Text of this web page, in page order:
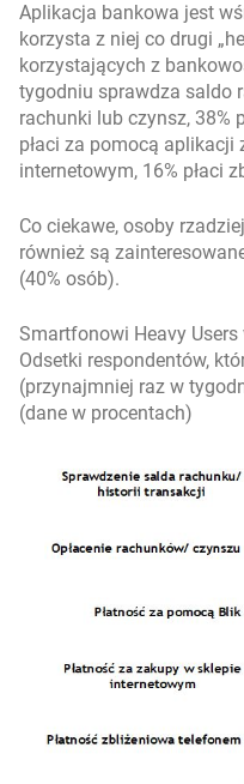
Aplikacja bankowa jest
korzysta z niej co drugi
korzystających z
tygodniu sprawdza saldo
rachunki lub czynsz, 38%
płaci za pomocą aplikacji
internetowym, 16% płaci
Co ciekawe, osoby
również są
(40% osób).
Smartfonowi Heavy
Odsetki respondentów,
(przynajmniej raz w
(dane w procentach)